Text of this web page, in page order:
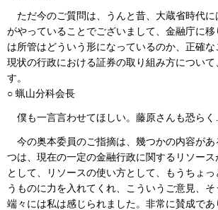
ただ今のご質問は、うんと昔、大蔵省時代
がやっていることでございまして、金融庁に
は所管はどういう形になっているのか、正確な
現状の行政における証券の取り組み方について
す。
○ 蝋山分科会長
僕も一言言わせてほしい。藤原さんも恐ら
今の奥本委員のご指摘は、幾つかの内容があ
つは、現在の一定の金融行政に関するリソー
として、リソースの使い方として、もうちょ
うものに力を入れてくれ、こういうご意見、
端々には私は感じられました。非常に賛成であ